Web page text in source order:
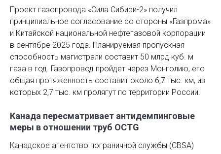
Проект газопровода «Сила Сибири-2» получил
принципиальное согласование со стороны «Газпрома»
и Китайской национальной нефтегазовой корпорации
в сентябре 2025 года. Планируемая пропускная
способность магистрали составит 50 млрд куб. м
газа в год. Газопровод пройдет через Монголию, его
общая протяженность составит около 6,7 тыс. км, из
которых 2,7 тыс. км пролягут по территории России.
Канада пересматривает антидемпинговые
меры в отношении труб OCTG
Канадское агентство пограничной службы (CBSA)